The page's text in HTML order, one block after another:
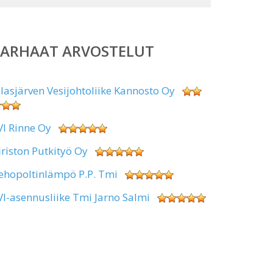
ARVOSTELUT
Vesijohtoliike Kannosto Oy
Rinne Oy
Putkityö Oy
P.P. Tmi
asennusliike Tmi Jarno Salmi